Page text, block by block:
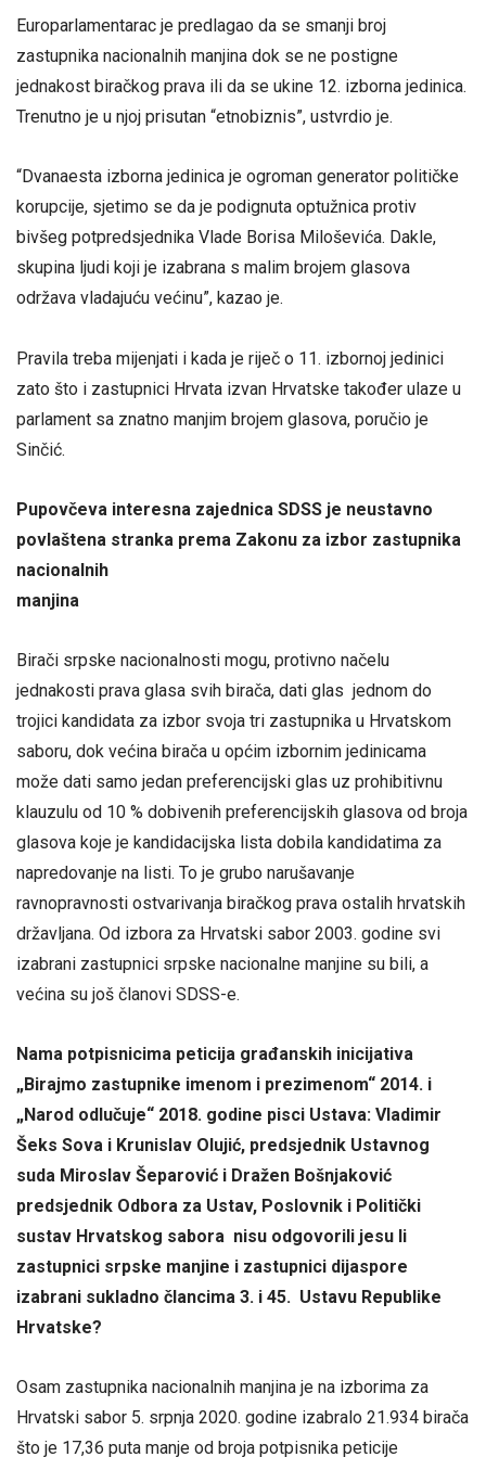
Europarlamentarac je predlagao da se smanji broj
zastupnika nacionalnih manjina dok se ne postigne
jednakost biračkog prava ili da se ukine 12. izborna jedinica.
Trenutno je u njoj prisutan “etnobiznis”, ustvrdio je.
“Dvanaesta izborna jedinica je ogroman generator političke
korupcije, sjetimo se da je podignuta optužnica protiv
bivšeg potpredsjednika Vlade Borisa Miloševića. Dakle,
skupina ljudi koji je izabrana s malim brojem glasova
održava vladajuću većinu”, kazao je.
Pravila treba mijenjati i kada je riječ o 11. izbornoj jedinici
zato što i zastupnici Hrvata izvan Hrvatske također ulaze u
parlament sa znatno manjim brojem glasova, poručio je
Sinčić.
Pupovčeva interesna zajednica SDSS je neustavno
povlaštena stranka prema Zakonu za izbor zastupnika
nacionalnih
Birači srpske nacionalnosti mogu, protivno načelu
jednakosti prava glasa svih birača, dati glas jednom do
trojici kandidata za izbor svoja tri zastupnika u Hrvatskom
saboru, dok većina birača u općim izbornim jedinicama
može dati samo jedan preferencijski glas uz prohibitivnu
klauzulu od 10 % dobivenih preferencijskih glasova od broja
glasova koje je kandidacijska lista dobila kandidatima za
napredovanje na listi. To je grubo narušavanje
ravnopravnosti ostvarivanja biračkog prava ostalih hrvatskih
državljana. Od izbora za Hrvatski sabor 2003. godine svi
izabrani zastupnici srpske nacionalne manjine su bili, a
većina su još članovi SDSS-e.
Nama potpisnicima peticija građanskih inicijativa
„Birajmo zastupnike imenom i prezimenom“ 2014. i
„Narod odlučuje“ 2018. godine pisci Ustava: Vladimir
Šeks Sova i Krunislav Olujić, predsjednik Ustavnog
suda Miroslav Šeparović i Dražen Bošnjaković
predsjednik Odbora za Ustav, Poslovnik i Politički
sustav Hrvatskog sabora nisu odgovorili jesu li
zastupnici srpske manjine i zastupnici dijaspore
izabrani sukladno člancima 3. i 45. Ustavu Republike
Hrvatske?
Osam zastupnika nacionalnih manjina je na izborima za
Hrvatski sabor 5. srpnja 2020. godine izabralo 21.934 birača
što je 17,36 puta manje od broja potpisnika peticije